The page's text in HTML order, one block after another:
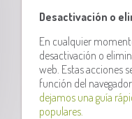
Desactivación o
En cualquier
desactivación o
web. Estas acciones
función del
dejamos una guía
populares.